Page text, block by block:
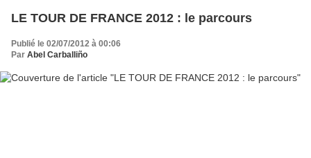
LE TOUR DE FRANCE 2012 : le parcours
Publié le 02/07/2012 à 00:06
Par Abel Carballiño